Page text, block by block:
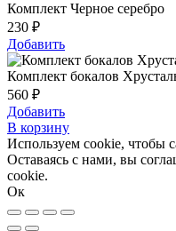
Комплект Черное серебро
230 ₽
Добавить
Комплект бокалов
560 ₽
Добавить
В корзину
Используем cookie, чтобы
Оставаясь с нами, вы
cookie.
Ок